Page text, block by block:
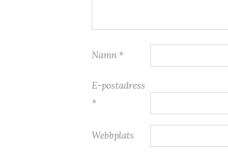
Namn *
E-postadress
*
Webbplats